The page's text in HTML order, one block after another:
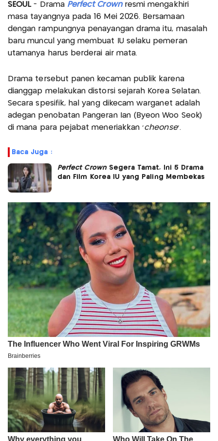
SEOUL- Drama Perfect Crownresmi mengakhiri
masa tayangnya pada 16 Mei 2026. Bersamaan
dengan rampungnya penayangan drama itu, masalah
baru muncul yang membuat IU selaku pemeran
utamanya harus berderai air mata.
Drama tersebut panen kecaman publik karena
dianggap melakukan distorsi sejarah Korea Selatan.
Secara spesifik, hal yang dikecam warganet adalah
adegan penobatan Pangeran Ian (Byeon Woo Seok)
di mana para pejabat meneriakkan ‘cheonse’.
Baca Juga :
Perfect CrownSegera Tamat, Ini 5 Drama
dan Film Korea IU yang Paling Membekas